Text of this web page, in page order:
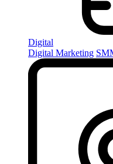
Digital
Digital Marketing